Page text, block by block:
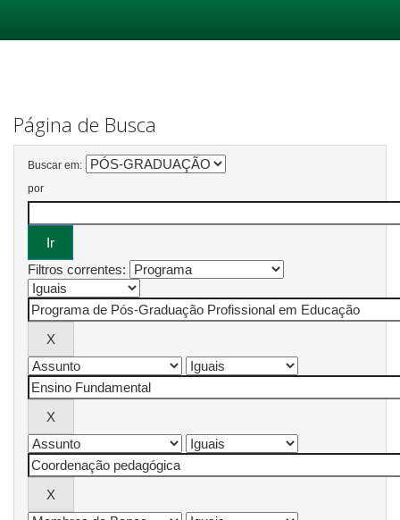
Página de Busca
Buscar em:
por
Filtros correntes: